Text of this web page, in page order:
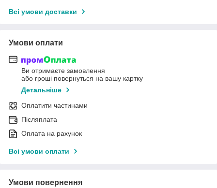
Всі умови доставки
Умови оплати
Ви отримаєте замовлення
або гроші повернуться на вашу картку
Детальніше
Оплатити частинами
Післяплата
Оплата на рахунок
Всі умови оплати
Умови повернення